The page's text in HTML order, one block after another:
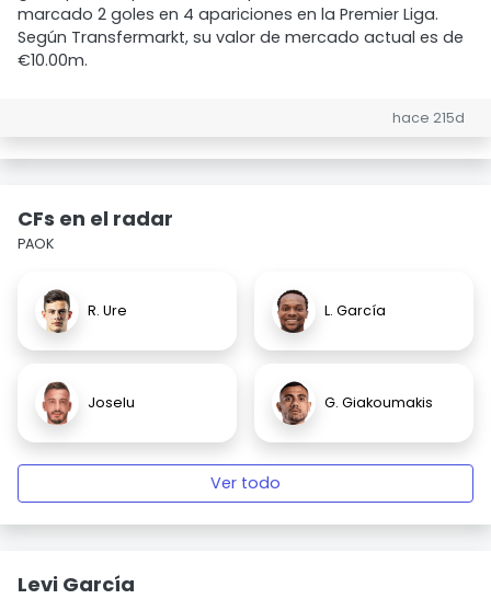
marcado 2 goles en 4 apariciones en la Premier Liga.
Según Transfermarkt, su valor de mercado actual es de
€10.00m.
hace 215d
CFs en el radar
PAOK
R. Ure L. García
Joselu G. Giakoumakis
Ver todo
Levi García